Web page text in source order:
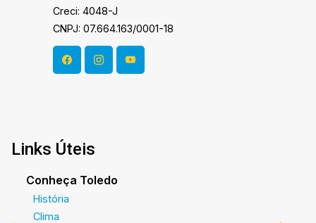
Creci: 4048-J
CNPJ: 07.664.163/0001-18
Links Úteis
Conheça Toledo
História
Clima